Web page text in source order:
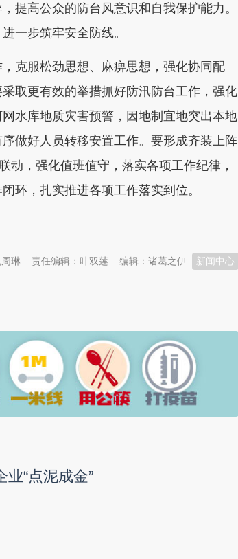
提高公众的防台风意识和自我保护能力。
一步筑牢安全防线。
克服松劲思想、麻痹思想，强化协同配
取更有效的举措抓好防汛防台工作，强化
水库地质灾害预警，因地制宜地突出本地
做好人员转移安置工作。要形成齐装上阵
动，强化值班值守，落实各项工作纪律，
环，扎实推进各项工作落实到位。
新闻中心
编辑：诸葛之伊
责任编辑：叶双莲
琳
“点泥成金”